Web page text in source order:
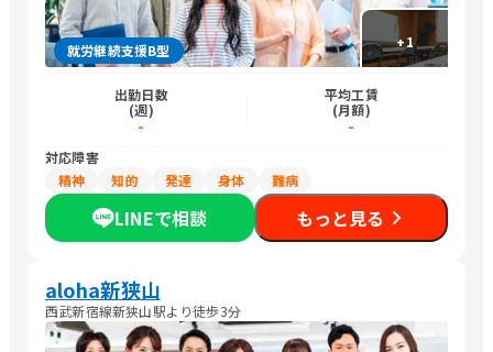
+1
就労継続支援B型
出勤日数
(週)
-
平均工賃
(月額)
-
対応障害
精神
知的 発達 身体 難病
LINEで相談 もっと見る
aloha新狭山
西武新宿線新狭山駅より徒歩3分